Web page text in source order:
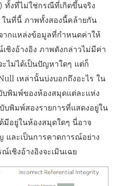
ทั้งที่ไม่ใช่กรณีที่เกิดขึ้นจริง
ในที่นี้ ภาพทั้งสองนี้คล้ายกัน
ากแหล่งข้อมูลที่กำหนดค่าให้
งอ้างอิง ภาพดังกล่าวไม่มีค่า
ไม่ได้เป็นปัญหาใดๆ แต่ก็
เหล่านั้นบ่งบอกถึงอะไร ใน
พิมพ์ของห้องสมุดแต่ละแห่ง
พิมพ์สองรายการที่แสดงอยู่ใน
มีอยู่ในห้องสมุดใดๆ นี่อาจ
และเป็นการคาดการณ์อย่าง
เชิงอ้างอิงจะเมินเฉย